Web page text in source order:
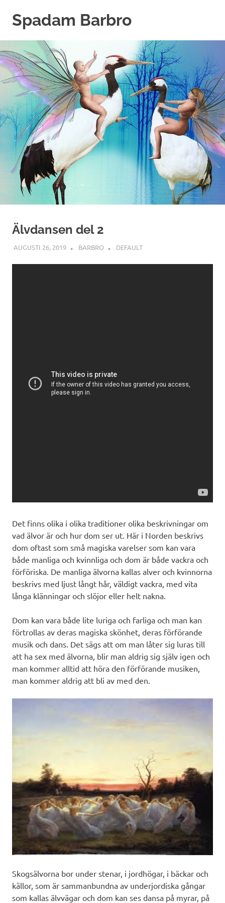
innehåll
Spadam Barbro
Älvdansen del 2
AUGUSTI 26, 2019 BARBRO DEFAULT
Det finns olika i olika traditioner olika beskrivningar om
vad älvor är och hur dom ser ut. Här i Norden beskrivs
dom oftast som små magiska varelser som kan vara
både manliga och kvinnliga och dom är både vackra och
förföriska. De manliga älvorna kallas alver och kvinnorna
beskrivs med ljust långt hår, väldigt vackra, med vita
långa klänningar och slöjor eller helt nakna.
Dom kan vara både lite luriga och farliga och man kan
förtrollas av deras magiska skönhet, deras förförande
musik och dans. Det sägs att om man låter sig luras till
att ha sex med älvorna, blir man aldrig sig själv igen och
man kommer alltid att höra den förförande musiken,
man kommer aldrig att bli av med den.
Skogsälvorna bor under stenar, i jordhögar, i bäckar och
källor, som är sammanbundna av underjordiska gångar
som kallas älvvägar och dom kan ses dansa på myrar, på